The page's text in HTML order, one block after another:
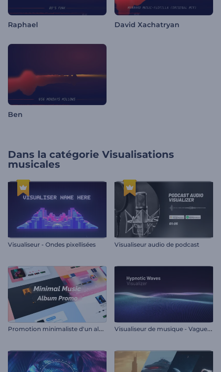
Raphael David Xachatryan
Ben
Dans la catégorie Visualisations
musicales
Visualiseur - Ondes pixellisées Visualiseur audio de podcast
P
romotion minimaliste d'un album musical V
isualiseur de musique - Vagues hypnotiques